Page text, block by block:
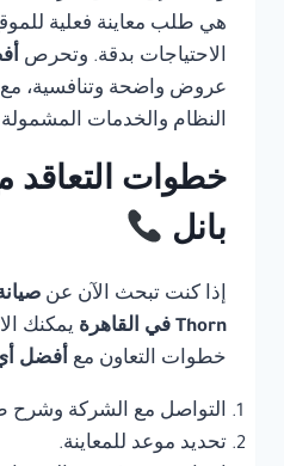
هي طلب معاينة فعلية
الاحتياجات بدقة. وتحرص
عروض واضحة وتنافسية،
النظام والخدمات
خطوات التعاقد
بانل
إذا كنت تبحث الآن عن
Thorn في القاهرة
يمكنك
خطوات التعاون مع أفضل
التواصل مع الشركة وشرح
تحديد موعد للمعاينة.